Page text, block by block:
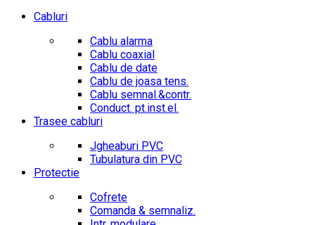
Cabluri
Cablu alarma
Cablu coaxial
Cablu de date
Cablu de joasa tens.
Cablu semnal.&contr.
Conduct. pt.inst.el.
Trasee cabluri
Jgheaburi PVC
Tubulatura din PVC
Protectie
Cofrete
Comanda & semnaliz.